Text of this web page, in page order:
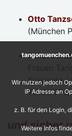
Otto
(München
Frauen
Kokorote /
und sicher
Wir nutzen jedoch
IP Adresse an
z. B. für den Login,
Weitere Infos